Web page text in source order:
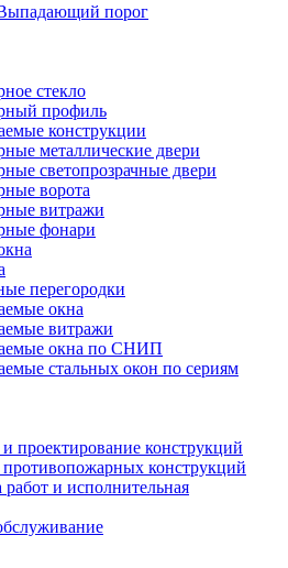
порог
стекло
профиль
конструкции
металлические двери
светопрозрачные двери
ворота
витражи
фонари
перегородки
окна
витражи
окна по СНИП
стальных окон по сериям
и проектирование конструкций
конструкций
и исполнительная